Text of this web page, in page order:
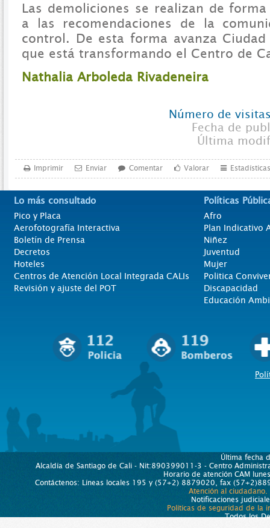
Las demoliciones se realizan de
a las recomendaciones de la
control. De esta forma avanza
que está transformando el Centro de
Nathalia Arboleda Rivadeneira
Número de
Fecha de
Última
Imprimir Enviar Comentar Valorar Estadísticas
Lo más consultado
Pico y Placa
Aerofotografía Interactiva
Boletín de Prensa
Decretos
Hoteles
Centros de Atención Local Integrada CALIs
Revisión y ajuste del POT
Políticas
Afro
Plan Indicativo
Niñez
Juventud
Mujer
Politica
Discapacidad
Educación
Última fecha
Alcaldía de Santiago de Cali - Nit:890399011-3 - Centro
Horario de atención CAM
Contáctenos: Líneas locales 195 y (57+2) 8879020, fax
Atención al ciudadano.
Notificaciones
Políticas de seguridad de la
Todos los